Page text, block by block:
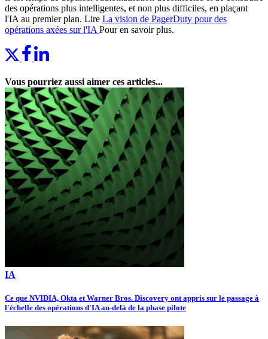
des opérations plus intelligentes, et non plus difficiles, en plaçant
l'IA au premier plan. Lire La vision de PagerDuty pour des
opérations axées sur l'IA Pour en savoir plus.
Vous pourriez aussi aimer ces articles...
IA
Ce que NVIDIA, Okta et Warner Bros. Discovery ont appris sur le passage à
l'échelle des opérations d'IA au-delà de la phase pilote